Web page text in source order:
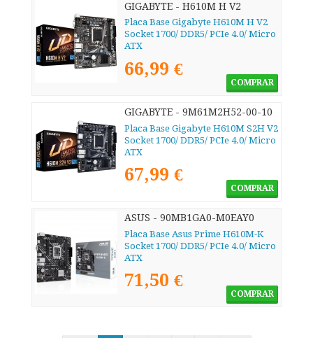
GIGABYTE - H610M H V2
Placa Base Gigabyte H610M H V2
Socket 1700/ DDR5/ PCIe 4.0/ Micro
ATX
66,99 €
COMPRAR
GIGABYTE - 9M61M2H52-00-10
Placa Base Gigabyte H610M S2H V2
Socket 1700/ DDR5/ PCIe 4.0/ Micro
ATX
67,99 €
COMPRAR
ASUS - 90MB1GA0-M0EAY0
Placa Base Asus Prime H610M-K
Socket 1700/ DDR5/ PCIe 4.0/ Micro
ATX
71,50 €
COMPRAR